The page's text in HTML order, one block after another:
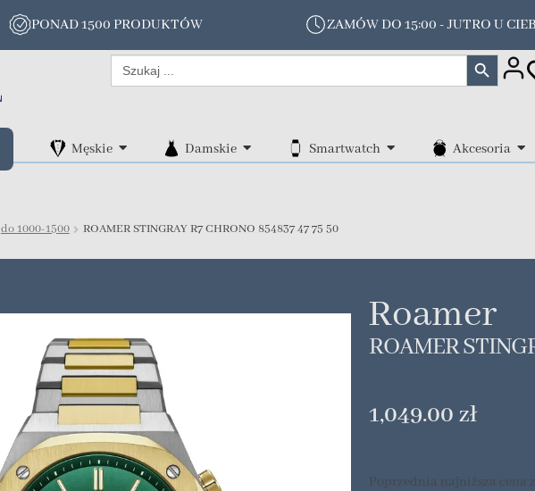
PONAD 1500 PRODUKTÓW ZAMÓW DO 15:00 - JUTRO U
Search
for:
Search Button
Męskie Damskie Smartwatch Akcesoria
do 1000-1500 ROAMER STINGRAY R7 CHRONO 854837 47 75 50
Roamer
ROAMER
1,049.00 zł
Poprzednia najniższa cena